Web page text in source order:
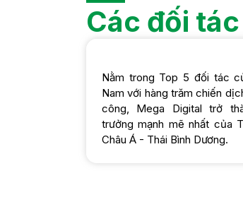
Các đối
Nằm trong Top 5 đối tác
Nam với hàng trăm chiến
công, Mega Digital trở
trưởng mạnh mẽ nhất của
Châu Á - Thái Bình Dương.